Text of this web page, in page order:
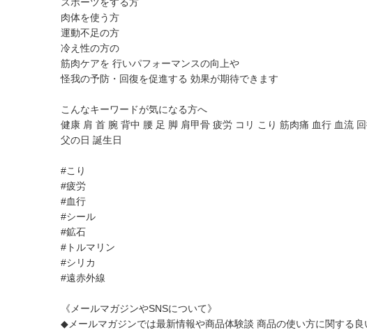
肉体を使う方
運動不足の方
冷え性の方の
筋肉ケアを 行いパフォーマンスの向上や
怪我の予防・回復を促進する 効果が期待できます
こんなキーワードが気になる方へ
健康 肩 首 腕 背中 腰 足 脚 肩甲骨 疲労 コリ こり 筋肉痛 血行 血流
父の日 誕生日
#こり
#疲労
#血行
#シール
#鉱石
#トルマリン
#シリカ
#遠赤外線
《メールマガジンやSNSについて》
◆メールマガジンでは最新情報や商品体験談 商品の使い方に関する